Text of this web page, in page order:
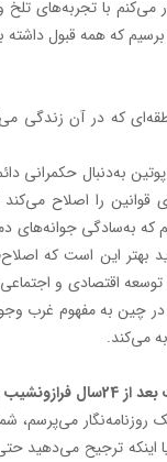
که همه قبول داشته
که در آن زندگی
پوتین به‌دنبال
قوانین را اصلاح
به‌سادگی جوانه‌های
بهتر این است که
اقتصادی و
بازگردد؟
روزنامه‌نگار
اینکه ترجیح می‌دهید